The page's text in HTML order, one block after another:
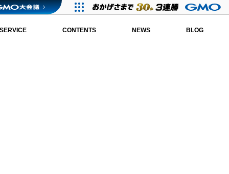
SERVICE CONTENTS NEWS BLOG